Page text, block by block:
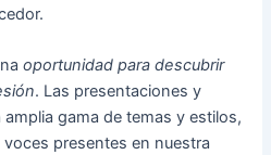
oportunidad para descubrir
. Las presentaciones y
gama de temas y estilos,
presentes en nuestra